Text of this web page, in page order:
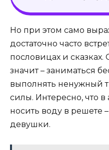
Но при этом само
достаточно часто
пословицах и
значит – заниматься
выполнять ненужный
силы. Интересно, что
носить воду в решете
девушки.